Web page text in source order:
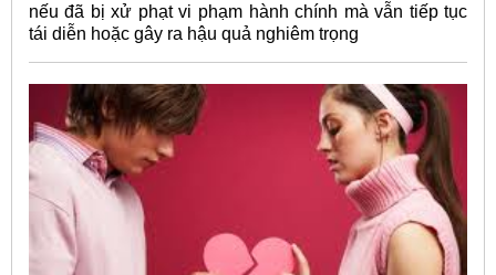
nếu đã bị xử phạt vi phạm hành chính mà vẫn tiếp tục
tái diễn hoặc gây ra hậu quả nghiêm trọng